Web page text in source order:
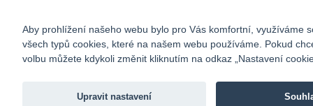
Fio banka
Fio banka
Aby prohlížení našeho webu bylo pro Vás komfortní, využíváme
všech typů cookies, které na našem webu používáme. Pokud
volbu můžete kdykoli změnit kliknutím na odkaz „Nastavení
Upravit nastavení